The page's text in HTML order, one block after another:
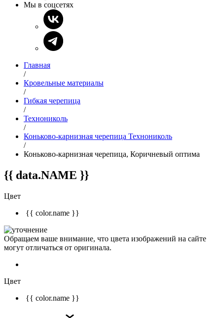
Мы в соцсетях
Главная
/
Кровельные материалы
/
Гибкая черепица
/
Технониколь
/
Коньково-карнизная черепица Технониколь
/
Коньково-карнизная черепица, Коричневый оптима
{{ data.NAME }}
Цвет
{{ color.name }}
Обращаем ваше внимание, что цвета изображений на сайте
могут отличаться от оригинала.
Цвет
{{ color.name }}